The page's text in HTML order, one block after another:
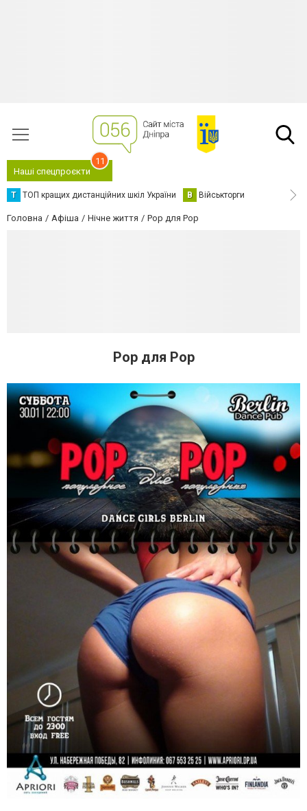
Наші спецпроєкти
11
Т ТОП кращих дистанційних шкіл України В Військторги
Головна Афіша Нічне життя Pop для Pop
Pop для Pop